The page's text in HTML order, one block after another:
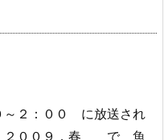
～２：００ に放送され
」２００９．春 で 魚